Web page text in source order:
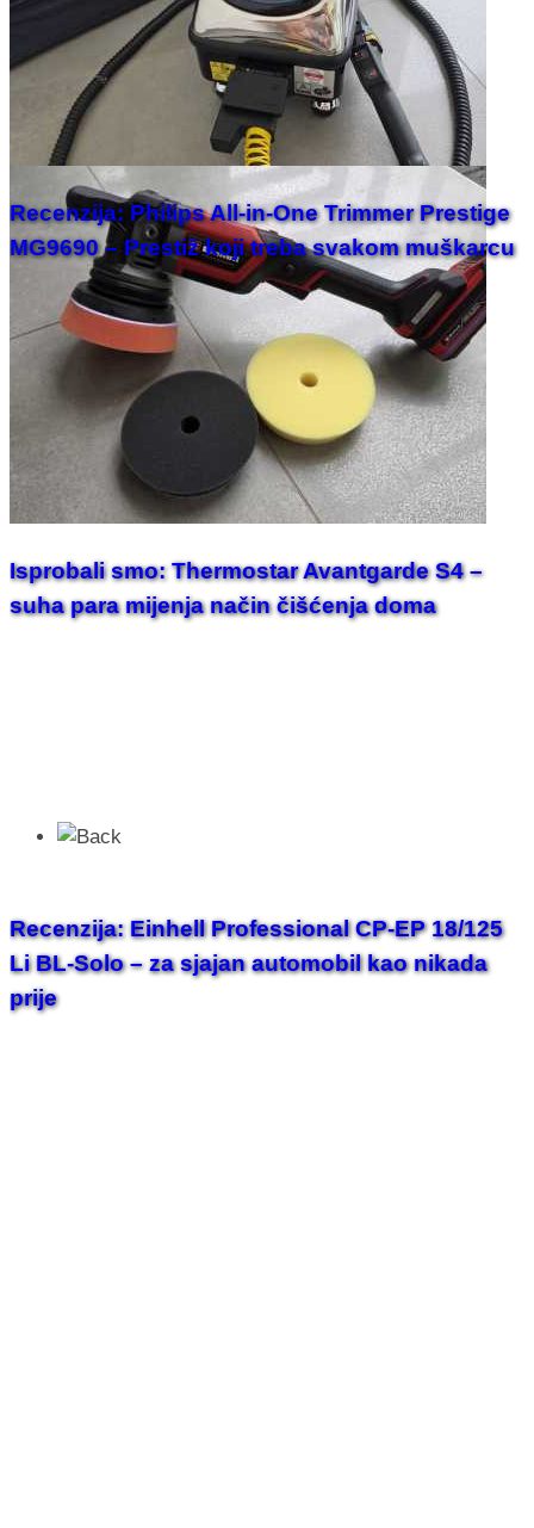
Recenzija: Philips All-in-One Trimmer Prestige
MG9690 – Prestiž koji treba svakom muškarcu
Isprobali smo: Thermostar Avantgarde S4 –
suha para mijenja način čišćenja doma
Recenzija: Einhell Professional CP-EP 18/125
Li BL-Solo – za sjajan automobil kao nikada
prije